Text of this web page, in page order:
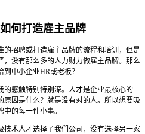
何打造雇主品牌
的招聘或打造雇主品牌的流程和培训，但是
没有那么多的人力财力做雇主品牌。那么
中小企业HR或老板？
的感触特别特别深。人才是企业最核心的
因是什么？就是没有对的人。所以想要吸
的每一件小事。
术人才选择了我们公司，没有选择另一家